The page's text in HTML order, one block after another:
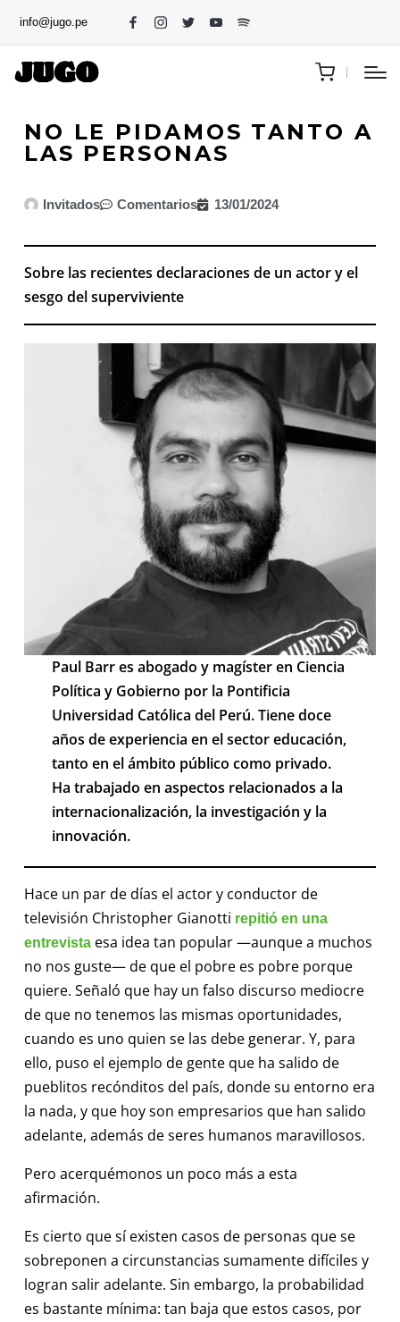
info@jugo.pe
NO LE PIDAMOS TANTO A
LAS PERSONAS
Invitados Comentarios 13/01/2024
Sobre las recientes declaraciones de un actor y el
sesgo del superviviente
Paul Barr es abogado y magíster en Ciencia
Política y Gobierno por la Pontificia
Universidad Católica del Perú. Tiene doce
años de experiencia en el sector educación,
tanto en el ámbito público como privado.
Ha trabajado en aspectos relacionados a la
internacionalización, la investigación y la
innovación.
Hace un par de días el actor y conductor de
televisión Christopher Gianotti repitió en una
entrevistaesa idea tan popular —aunque a muchos
no nos guste— de que el pobre es pobre porque
quiere. Señaló que hay un falso discurso mediocre
de que no tenemos las mismas oportunidades,
cuando es uno quien se las debe generar. Y, para
ello, puso el ejemplo de gente que ha salido de
pueblitos recónditos del país, donde su entorno era
la nada, y que hoy son empresarios que han salido
adelante, además de seres humanos maravillosos.
Pero acerquémonos un poco más a esta
afirmación.
Es cierto que sí existen casos de personas que se
sobreponen a circunstancias sumamente difíciles y
logran salir adelante. Sin embargo, la probabilidad
es bastante mínima: tan baja que estos casos, por